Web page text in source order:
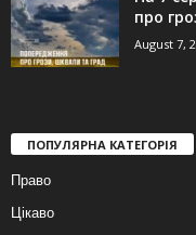
про
August 7,
ПОПУЛЯРНА КАТЕГОРІЯ
Право
Цікаво